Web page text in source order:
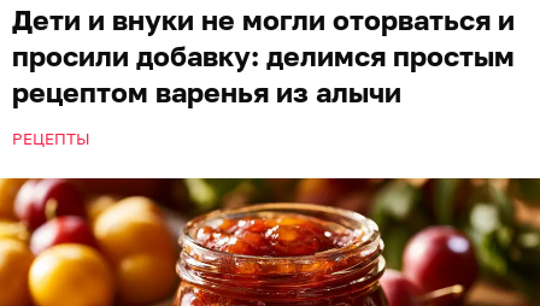
Дети и внуки не могли оторваться и
просили добавку: делимся простым
рецептом варенья из алычи
РЕЦЕПТЫ